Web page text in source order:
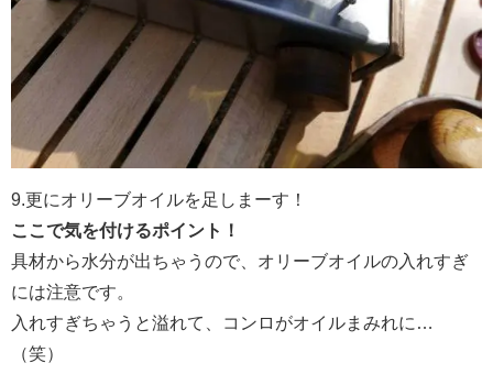
9.更にオリーブオイルを足しまーす！
ここで気を付けるポイント！
具材から水分が出ちゃうので、オリーブオイルの入れすぎ
には注意です。
入れすぎちゃうと溢れて、コンロがオイルまみれに…
（笑）